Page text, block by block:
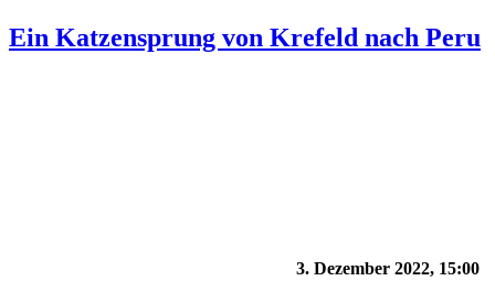
Ein Katzensprung von Krefeld nach Peru
3. Dezember 2022, 15:00